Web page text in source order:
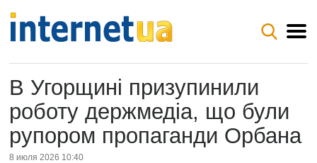
В Угорщині призупинили
роботу держмедіа, що були
рупором пропаганди Орбана
8 июля 2026 10:40